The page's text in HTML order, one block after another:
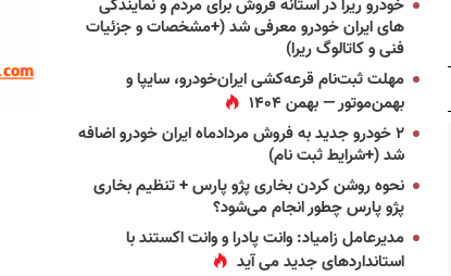
خودرو ریرا در آستانه فروش برای مردم و نمایندگی
های ایران خودرو معرفی شد (+مشخصات و جزئیات
فنی و کاتالوگ ریرا)
مهلت ثبت‌نام قرعه‌کشی ایران‌خودرو، سایپا و
بهمن‌موتور — بهمن ۱۴۰۴
۲ خودرو جدید به فروش مردادماه ایران خودرو اضافه
شد (+شرایط ثبت نام)
نحوه روشن کردن بخاری پژو پارس + تنظیم بخاری
پژو پارس چطور انجام می‌شود؟
مدیرعامل زامیاد: وانت پادرا و وانت اکستند با
استانداردهای جدید می آید